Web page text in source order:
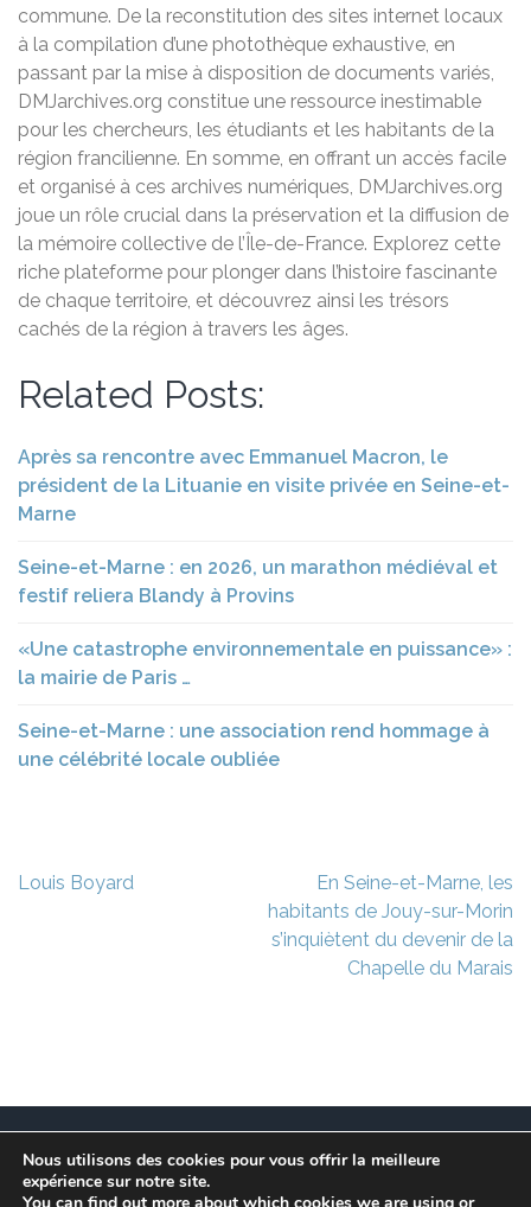
commune. De la reconstitution des sites internet locaux
à la compilation d’une photothèque exhaustive, en
passant par la mise à disposition de documents variés,
DMJarchives.org constitue une ressource inestimable
pour les chercheurs, les étudiants et les habitants de la
région francilienne. En somme, en offrant un accès facile
et organisé à ces archives numériques, DMJarchives.org
joue un rôle crucial dans la préservation et la diffusion de
la mémoire collective de l’Île-de-France. Explorez cette
riche plateforme pour plonger dans l’histoire fascinante
de chaque territoire, et découvrez ainsi les trésors
cachés de la région à travers les âges.
Related Posts:
Après sa rencontre avec Emmanuel Macron, le
président de la Lituanie en visite privée en Seine-et-
Marne
Seine-et-Marne : en 2026, un marathon médiéval et
festif reliera Blandy à Provins
«Une catastrophe environnementale en puissance» :
la mairie de Paris …
Seine-et-Marne : une association rend hommage à
une célébrité locale oubliée
Navigation
Louis Boyard
En Seine-et-Marne, les
habitants de Jouy-sur-Morin
s’inquiètent du devenir de la
Chapelle du Marais
Ce site est à l’initiative de l’association des Maires
Franciliens dans un but de recherche et de conservation
Nous utilisons des cookies pour vous offrir la meilleure
expérience sur notre site.